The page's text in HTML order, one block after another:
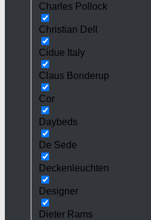
Charles Pollock
Christian Dell
Cidue Italy
Claus Bonderup
Cor
Daybeds
De Sede
Deckenleuchten
Designer
Dieter Rams